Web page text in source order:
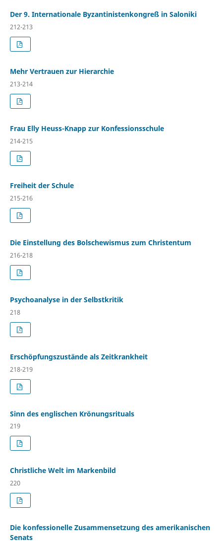
Der 9. Internationale Byzantinistenkongreß in Saloniki
212-213
Mehr Vertrauen zur Hierarchie
213-214
Frau Elly Heuss-Knapp zur Konfessionsschule
214-215
Freiheit der Schule
215-216
Die Einstellung des Bolschewismus zum Christentum
216-218
Psychoanalyse in der Selbstkritik
218
Erschöpfungszustände als Zeitkrankheit
218-219
Sinn des englischen Krönungsrituals
219
Christliche Welt im Markenbild
220
Die konfessionelle Zusammensetzung des amerikanischen
Senats